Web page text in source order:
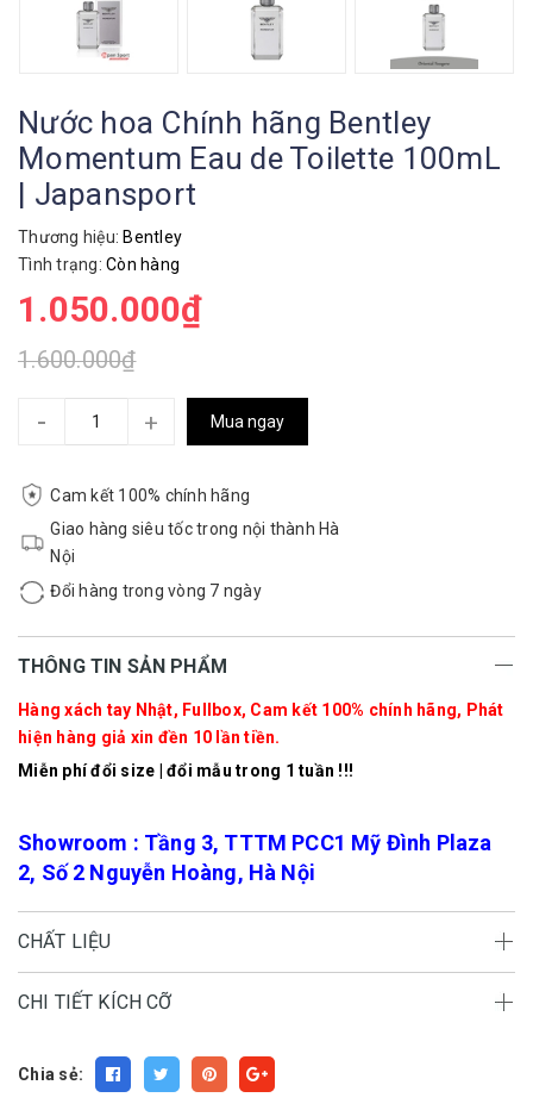
Nước hoa Chính hãng Bentley
Momentum Eau de Toilette 100mL
| Japansport
Thương hiệu: Bentley
Tình trạng: Còn hàng
1.050.000₫
1.600.000₫
- + Mua ngay
Cam kết 100% chính hãng
Giao hàng siêu tốc trong nội thành Hà
Nội
Đổi hàng trong vòng 7 ngày
THÔNG TIN SẢN PHẨM
Hàng xách tay Nhật, Fullbox, Cam kết 100% chính hãng, Phát
hiện hàng giả xin đền 10 lần tiền.
Miễn phí đổi size | đổi mẫu trong 1 tuần !!!
Showroom : Tầng 3, TTTM PCC1 Mỹ Đình Plaza
2, Số 2 Nguyễn Hoàng, Hà Nội
CHẤT LIỆU
CHI TIẾT KÍCH CỠ
Chia sẻ: